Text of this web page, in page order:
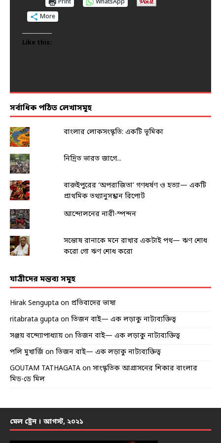
Print
WhatsApp
More
Like this:
Print
WhatsApp
More
Like this:
Print
WhatsApp
More
Like this:
Print
WhatsApp
More
Like this:
Print
WhatsApp
More
Like this:
সর্বাধিক পঠিত লেখাসমূহ
বাংলার লোকসংস্কৃতি: একটি ভূমিকা
নিদ্রিত ভারত জাগে...
বারুইপুরের ‘অপরাজিতা’ গণধর্ষণ ও হত্যা— একটি
প্রাথমিক তথ্যানুসন্ধান রিপোর্ট
আন্দোলনের নারী-স্পন্দন
সন্তোষ রানাকে মনে রাখার একটাই পথ— ঋণ শোধ
করো গো ঋণ শোধ করো
যাত্রীদের মন্তব্য সমূহ
Hirak Sengupta on প্রতিবাদের ভাষা
ritabrata gupta on তিজন বাই— এক লড়াকু নাট্যব্যক্তিত্ব
সঞ্জয় বন্দ্যোপাধ্যায় on তিজন বাই— এক লড়াকু নাট্যব্যক্তিত্ব
পলি মুখার্জি on তিজন বাই— এক লড়াকু নাট্যব্যক্তিত্ব
GOUTAM TATHAGATA on সাংস্কৃতিক আগ্রাসনের শিকার বাংলার
মিড-ডে মিল
মেল ট্রেন । আগস্ট, ২০২১